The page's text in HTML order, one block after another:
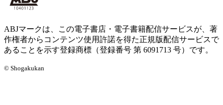
ABJマークは、この電子書店・電子書籍配信サービスが、著
作権者からコンテンツ使用許諾を得た正規版配信サービスで
あることを示す登録商標（登録番号 第 6091713 号）です。
© Shogakukan